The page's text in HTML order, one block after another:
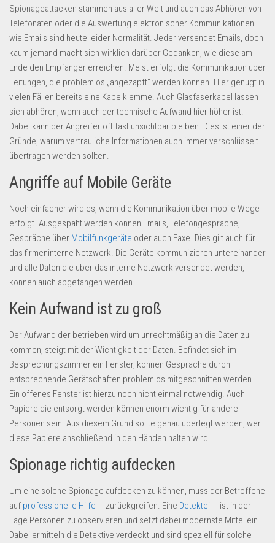
Spionageattacken stammen aus aller Welt und auch das Abhören von
Telefonaten oder die Auswertung elektronischer Kommunikationen
wie Emails sind heute leider Normalität. Jeder versendet Emails, doch
kaum jemand macht sich wirklich darüber Gedanken, wie diese am
Ende den Empfänger erreichen. Meist erfolgt die Kommunikation über
Leitungen, die problemlos „angezapft“ werden können. Hier genügt in
vielen Fällen bereits eine Kabelklemme. Auch Glasfaserkabel lassen
sich abhören, wenn auch der technische Aufwand hier höher ist.
Dabei kann der Angreifer oft fast unsichtbar bleiben. Dies ist einer der
Gründe, warum vertrauliche Informationen auch immer verschlüsselt
übertragen werden sollten.
Angriffe auf Mobile Geräte
Noch einfacher wird es, wenn die Kommunikation über mobile Wege
erfolgt. Ausgespäht werden können Emails, Telefongespräche,
Gespräche über Mobilfunkgeräte oder auch Faxe. Dies gilt auch für
das firmeninterne Netzwerk. Die Geräte kommunizieren untereinander
und alle Daten die über das interne Netzwerk versendet werden,
können auch abgefangen werden.
Kein Aufwand ist zu groß
Der Aufwand der betrieben wird um unrechtmäßig an die Daten zu
kommen, steigt mit der Wichtigkeit der Daten. Befindet sich im
Besprechungszimmer ein Fenster, können Gespräche durch
entsprechende Gerätschaften problemlos mitgeschnitten werden.
Ein offenes Fenster ist hierzu noch nicht einmal notwendig. Auch
Papiere die entsorgt werden können enorm wichtig für andere
Personen sein. Aus diesem Grund sollte genau überlegt werden, wer
diese Papiere anschließend in den Händen halten wird.
Spionage richtig aufdecken
Um eine solche Spionage aufdecken zu können, muss der Betroffene
auf professionelle Hilfe zurückgreifen. Eine Detektei
ist in der
Lage Personen zu observieren und setzt dabei modernste Mittel ein.
Dabei ermitteln die Detektive verdeckt und sind speziell für solche